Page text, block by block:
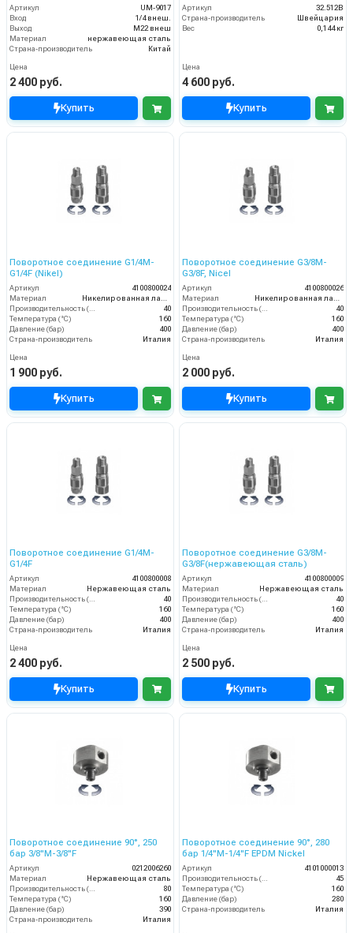
Артикул
UM-9017
Вход
1/4 внеш.
Выход
М22 внеш
Материал
нержавеющая сталь
Страна-производитель
Китай
Цена
2 400 руб.
Купить
Артикул
32.512B
Страна-производитель
Швейцария
Вес
0,144 кг
Цена
4 600 руб.
Купить
Поворотное соединение G1/4M-
G1/4F (Nikel)
Артикул
4100800024
Материал
Никелированная латунь
Производительность (л/мин)
40
Температура (°C)
160
Давление (бар)
400
Страна-производитель
Италия
Цена
1 900 руб.
Купить
Поворотное соединение G3/8M-
G3/8F, Nicel
Артикул
4100800026
Материал
Никелированная латунь
Производительность (л/мин)
40
Температура (°C)
160
Давление (бар)
400
Страна-производитель
Италия
Цена
2 000 руб.
Купить
Поворотное соединение G1/4M-
G1/4F
Артикул
4100800008
Материал
Нержавеющая сталь
40
Температура (°C)
160
Давление (бар)
400
Страна-производитель
Италия
Цена
2 400 руб.
Купить
Поворотное соединение G3/8M-
G3/8F(нержавеющая сталь)
Артикул
4100800009
Материал
Нержавеющая сталь
40
Температура (°C)
160
Давление (бар)
400
Страна-производитель
Италия
Цена
2 500 руб.
Купить
Поворотное соединение 90°, 250
бар 3/8"M-3/8"F
Артикул
0212006260
Материал
Нержавеющая сталь
Производительность (л/мин)
80
Температура (°C)
160
Давление (бар)
390
Страна-производитель
Италия
Поворотное соединение 90°, 280
бар 1/4"M-1/4"F EPDM Nickel
Артикул
4101000013
Производительность (л/мин)
45
Температура (°C)
160
Давление (бар)
280
Страна-производитель
Италия